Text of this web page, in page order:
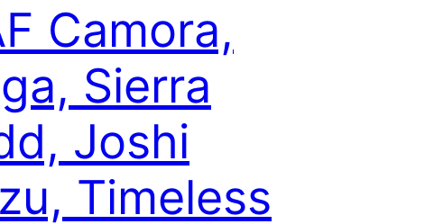
Camora,
Sierra
Joshi
Timeless